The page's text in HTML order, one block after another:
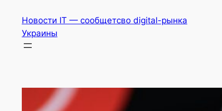
содержимому
Новости IT — сообщетсво digital-рынка
Украины